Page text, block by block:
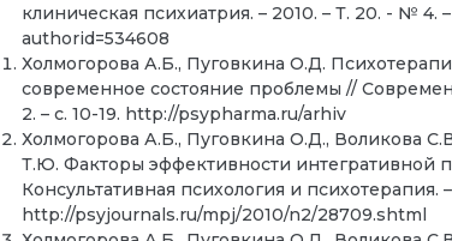
клиническая психиатрия. – 2010. – Т. 20. - №
authorid=534608
Холмогорова А.Б., Пуговкина О.Д.
современное состояние проблемы //
2. – с. 10-19. http://psypharma.ru/arhiv
Холмогорова А.Б., Пуговкина О.Д., Воликова
Т.Ю. Факторы эффективности интегративной
Консультативная психология и психотерапия.
http://psyjournals.ru/mpj/2010/n2/28709.shtml